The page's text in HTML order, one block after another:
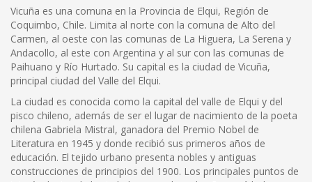
Vicuña es una comuna en la Provincia de Elqui, Región de
Coquimbo, Chile. Limita al norte con la comuna de Alto del
Carmen, al oeste con las comunas de La Higuera, La Serena y
Andacollo, al este con Argentina y al sur con las comunas de
Paihuano y Río Hurtado. Su capital es la ciudad de Vicuña,
principal ciudad del Valle del Elqui.
La ciudad es conocida como la capital del valle de Elqui y del
pisco chileno, además de ser el lugar de nacimiento de la poeta
chilena Gabriela Mistral, ganadora del Premio Nobel de
Literatura en 1945 y donde recibió sus primeros años de
educación. El tejido urbano presenta nobles y antiguas
construcciones de principios del 1900. Los principales puntos de